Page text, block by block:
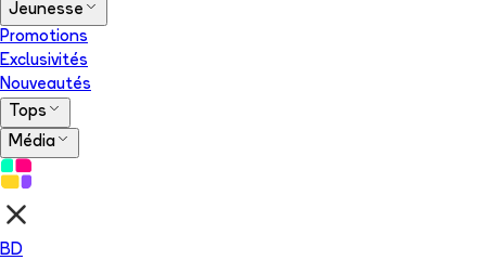
Jeunesse
Promotions
Exclusivités
Nouveautés
Tops
Média
BD